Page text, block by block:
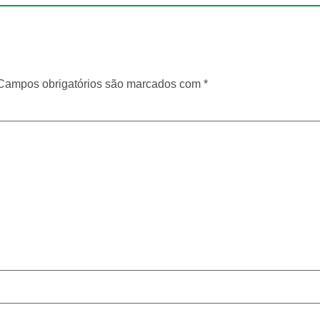
obrigatórios são marcados com *